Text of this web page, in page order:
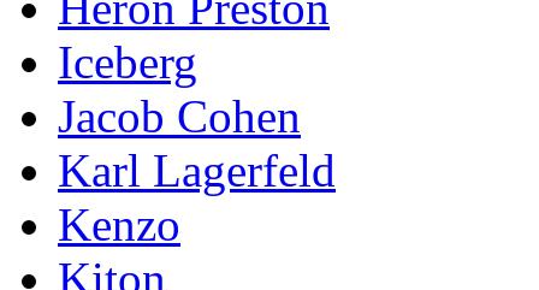
Iceberg
Jacob Cohen
Karl Lagerfeld
Kenzo
Kiton